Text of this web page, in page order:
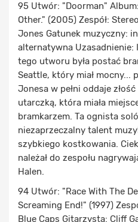
95 Utwór: "Doorman"
Other." (2005) Zespół:
Jones Gatunek muzyczny:
alternatywna Uzasadnienie:
tego utworu była postać
Seattle, który miał mocny...
Jonesa w pełni oddaje
utarczką, która miała
bramkarzem. Ta ognista
niezaprzeczalny talent
szybkiego kostkowania.
należał do zespołu
Halen.
94 Utwór: "Race With The
Screaming End!" (1997)
Blue Caps Gitarzysta: Cliff